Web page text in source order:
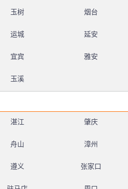
玉树 烟台
运城 延安
宜宾 雅安
玉溪
湛江 肇庆
舟山 漳州
遵义 张家口